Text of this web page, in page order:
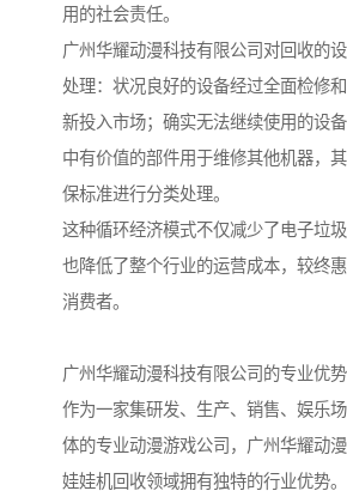
用的社会责任。
广州华耀动漫科技有限公司对回收的
处理：状况良好的设备经过全面检修
新投入市场；确实无法继续使用的设
中有价值的部件用于维修其他机器，
保标准进行分类处理。
这种循环经济模式不仅减少了电子垃圾
也降低了整个行业的运营成本，较终
消费者。
广州华耀动漫科技有限公司的专业优势
作为一家集研发、生产、销售、娱乐
体的专业动漫游戏公司，广州华耀动
娃娃机回收领域拥有独特的行业优势。